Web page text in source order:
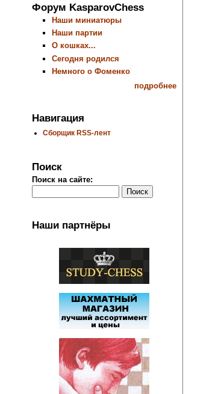
Форум KasparovChess
Наши миниатюры
Наши партии
О кошках...
Сегодня родился
Немного о Фоменко
подробнее
Навигация
Сборщик RSS-лент
Поиск
Поиск на сайте:
Наши партнёры